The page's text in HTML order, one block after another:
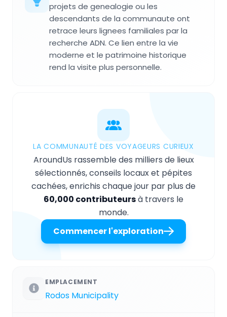
projets de genealogie ou les
descendants de la communaute ont
retrace leurs lignees familiales par la
recherche ADN. Ce lien entre la vie
moderne et le patrimoine historique
rend la visite plus personnelle.
LA COMMUNAUTÉ DES VOYAGEURS CURIEUX
AroundUs rassemble des milliers de lieux
sélectionnés, conseils locaux et pépites
cachées, enrichis chaque jour par plus de
60,000 contributeursà travers le
monde.
Commencer l'exploration
EMPLACEMENT
Rodos Municipality